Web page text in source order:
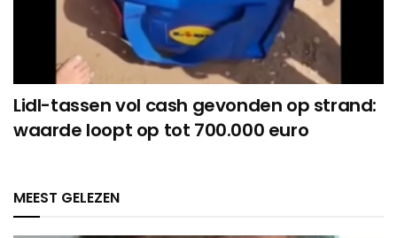
Lidl-tassen vol cash gevonden op strand:
waarde loopt op tot 700.000 euro
MEEST GELEZEN